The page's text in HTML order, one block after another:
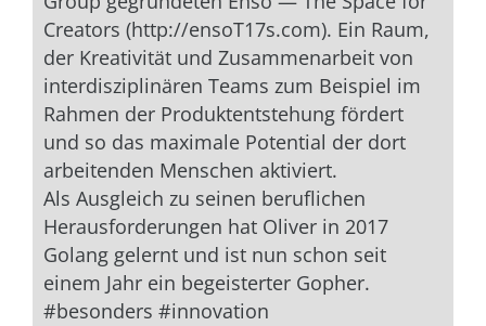
Creators (http://ensoT17s.com). Ein Raum,
der Kreativität und Zusammenarbeit von
interdisziplinären Teams zum Beispiel im
Rahmen der Produktentstehung fördert
und so das maximale Potential der dort
arbeitenden Menschen aktiviert.
Als Ausgleich zu seinen beruflichen
Herausforderungen hat Oliver in 2017
Golang gelernt und ist nun schon seit
einem Jahr ein begeisterter Gopher.
#besonders #innovation